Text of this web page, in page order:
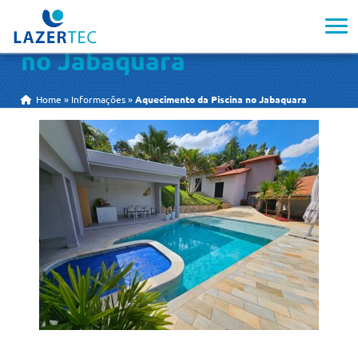
Aquecimento da Piscina
no Jabaquara
Home » Informações »Aquecimento da Piscina no Jabaquara